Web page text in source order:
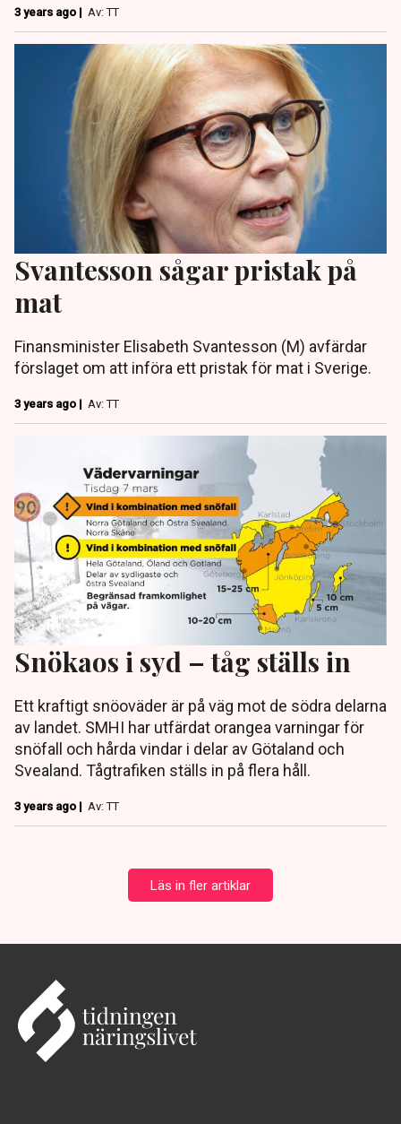
3 years ago | Av: TT
Svantesson sågar pristak på
mat
Finansminister Elisabeth Svantesson (M) avfärdar
förslaget om att införa ett pristak för mat i Sverige.
3 years ago | Av: TT
Snökaos i syd – tåg ställs in
Ett kraftigt snöoväder är på väg mot de södra delarna
av landet. SMHI har utfärdat orangea varningar för
snöfall och hårda vindar i delar av Götaland och
Svealand. Tågtrafiken ställs in på flera håll.
3 years ago | Av: TT
Läs in fler artiklar